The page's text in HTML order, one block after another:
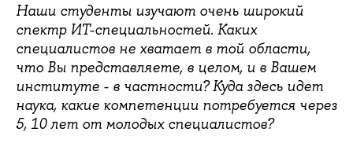
Наши студенты изучают очень широкий
спектр ИТ-специальностей. Каких
специалистов не хватает в той области,
что Вы представляете, в целом, и в Вашем
институте - в частности? Куда здесь идет
наука, какие компетенции потребуется через
5, 10 лет от молодых специалистов?